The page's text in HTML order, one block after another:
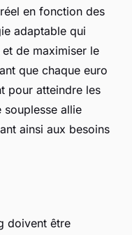
en fonction des
adaptable qui
de maximiser le
que chaque euro
pour atteindre les
allie
ainsi aux besoins
doivent être